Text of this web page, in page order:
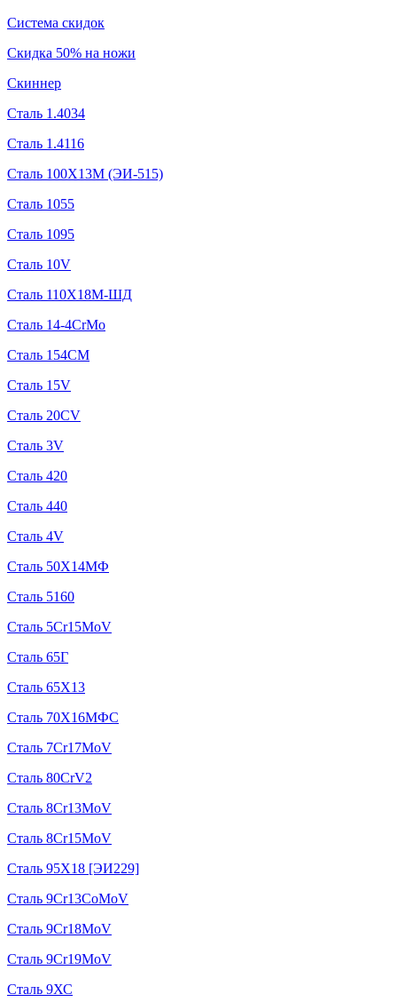
Система скидок
Скидка 50% на ножи
Скиннер
Сталь 1.4034
Сталь 1.4116
Сталь 100Х13М (ЭИ-515)
Сталь 1055
Сталь 1095
Сталь 10V
Сталь 110Х18М-ШД
Сталь 14-4CrMo
Сталь 154CM
Сталь 15V
Сталь 20CV
Сталь 3V
Сталь 420
Сталь 440
Сталь 4V
Сталь 50Х14МФ
Сталь 5160
Сталь 5Cr15MoV
Сталь 65Г
Сталь 65Х13
Сталь 70Х16МФС
Сталь 7Cr17MoV
Сталь 80CrV2
Сталь 8Cr13MoV
Сталь 8Cr15MoV
Сталь 95Х18 [ЭИ229]
Сталь 9Cr13CoMoV
Сталь 9Cr18MoV
Сталь 9Cr19MoV
Сталь 9ХС